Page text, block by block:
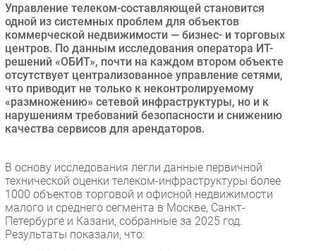
РАЗДЕЛЫ
Новости
Аналитика
Интервью
Мероприятия
Тестовый стенд
Каталог компаний
Управление телеком-составляющей становится
одной из системных проблем для объектов
коммерческой недвижимости — бизнес- и торговых
центров. По данным исследования оператора ИТ-
решений «ОБИТ», почти на каждом втором объекте
отсутствует централизованное управление сетями,
что приводит не только к неконтролируемому
«размножению» сетевой инфраструктуры, но и к
нарушениям требований безопасности и снижению
качества сервисов для арендаторов.
В основу исследования легли данные первичной
технической оценки телеком-инфраструктуры более
1000 объектов торговой и офисной недвижимости
малого и среднего сегмента в Москве, Санкт-
Петербурге и Казани, собранные за 2025 год.
Результаты показали, что: